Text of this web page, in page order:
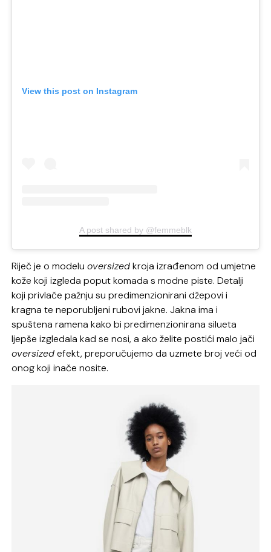
View this post on Instagram
A post shared by @femmeblk
Riječ je o modeluoversizedkroja izrađenom od umjetne
kože koji izgleda poput komada s modne piste. Detalji
koji privlače pažnju su predimenzionirani džepovi i
kragna te neporubljeni rubovi jakne. Jakna ima i
spuštena ramena kako bi predimenzionirana silueta
ljepše izgledala kad se nosi, a ako želite postići malo jači
oversizedefekt, preporučujemo da uzmete broj veći od
onog koji inače nosite.